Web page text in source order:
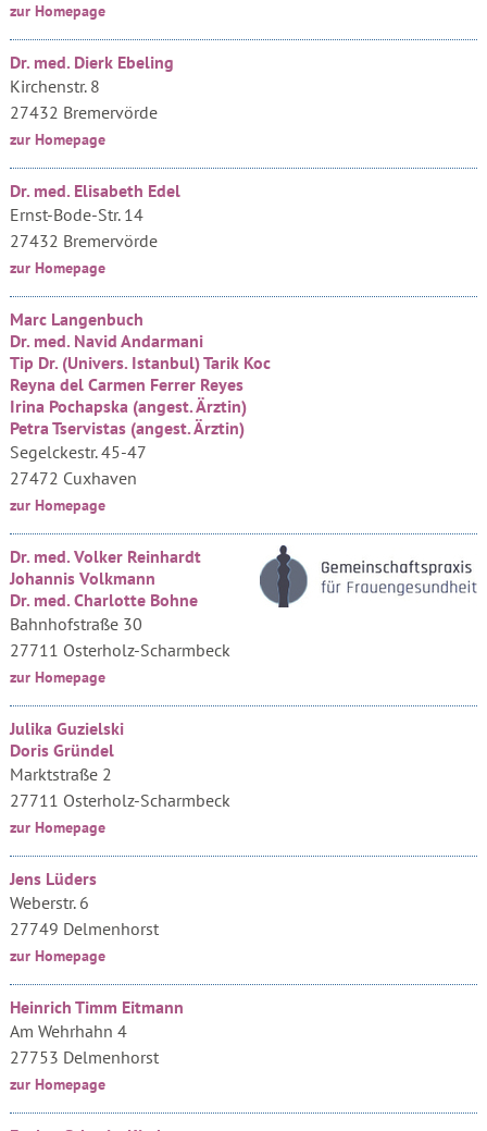
zur Homepage
Dr. med. Dierk Ebeling
Kirchenstr. 8
27432 Bremervörde
zur Homepage
Dr. med. Elisabeth Edel
Ernst-Bode-Str. 14
27432 Bremervörde
zur Homepage
Marc Langenbuch
Dr. med. Navid Andarmani
Tip Dr. (Univers. Istanbul) Tarik Koc
Reyna del Carmen Ferrer Reyes
Irina Pochapska (angest. Ärztin)
Petra Tservistas (angest. Ärztin)
Segelckestr. 45-47
27472 Cuxhaven
zur Homepage
Dr. med. Volker Reinhardt
Johannis Volkmann
Dr. med. Charlotte Bohne
Bahnhofstraße 30
27711 Osterholz-Scharmbeck
zur Homepage
Julika Guzielski
Doris Gründel
Marktstraße 2
27711 Osterholz-Scharmbeck
zur Homepage
Jens Lüders
Weberstr. 6
27749 Delmenhorst
zur Homepage
Heinrich Timm Eitmann
Am Wehrhahn 4
27753 Delmenhorst
zur Homepage